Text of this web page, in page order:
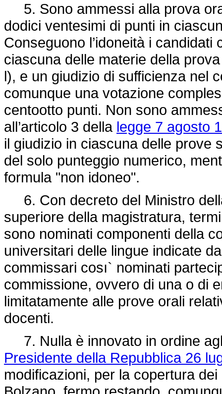
5. Sono ammessi alla prova
dodici ventesimi di punti in
Conseguono l’idoneità i
ciascuna delle materie della
l), e un giudizio di sufficienza nel
comunque una votazione
centootto punti. Non sono
all’articolo 3 della legge 7 agosto
il giudizio in ciascuna delle prove
del solo punteggio numerico,
formula "non idoneo".
6. Con decreto del Ministro
superiore della magistratura,
sono nominati componenti della
universitari delle lingue indicate
commissari cosı` nominati
commissione, ovvero di una o di
limitatamente alle prove orali
docenti.
7. Nulla è innovato in ordine
Presidente della Repubblica 26
modificazioni, per la copertura